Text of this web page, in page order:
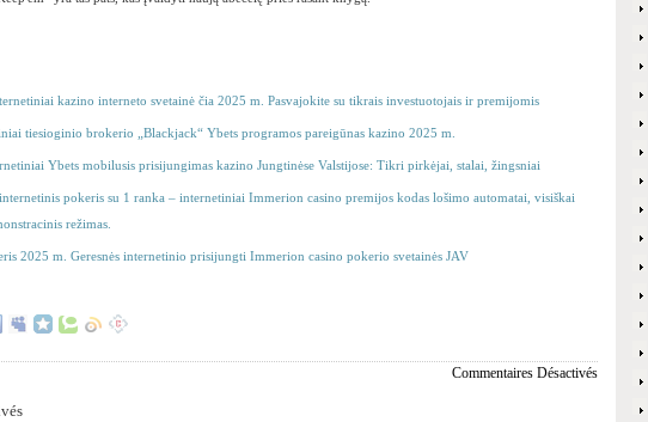
kazino interneto svetainė čia 2025 m. Pasvajokite su tikrais investuotojais ir premijomis
tiesioginio brokerio „Blackjack“ Ybets programos pareigūnas kazino 2025 m.
Ybets mobilusis prisijungimas kazino Jungtinėse Valstijose: Tikri pirkėjai, stalai, žingsniai
internetinis pokeris su 1 ranka – internetiniai Immerion casino premijos kodas lošimo automatai, visiškai
režimas.
2025 m. Geresnės internetinio prisijungti Immerion casino pokerio svetainės JAV
Commentaires Désactivés